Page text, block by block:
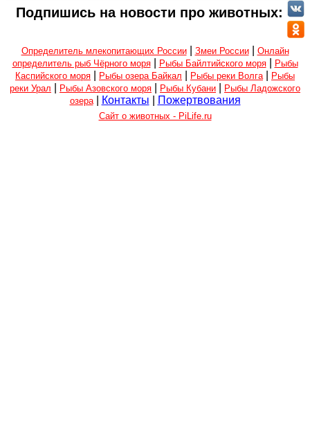
Подпишись на новости про животных:
Определитель млекопитающих России| Змеи России| Онлайн
определитель рыб Чёрного моря| Рыбы Байлтийского моря|
Рыбы
Каспийского моря
Рыбы озера Байкал Рыбы реки Волга
Рыбы
реки Урал
Рыбы Азовского моря Рыбы Кубани
Рыбы Ладожского
озера| Контакты Пожертвования
Сайт о животных - PiLife.ru